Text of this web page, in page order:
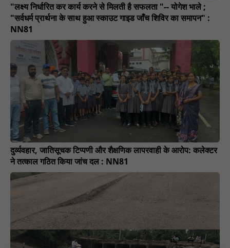
"लक्ष्य निर्धारित कर कार्य करने से मिलती है सफलता "-- योगेश भाले ;
"सर्वधर्म प्रार्थना के साथ हुआ स्काउट गाइड जाँच शिविर का समापन" :
NN81
दुर्व्यवहार, जातिसूचक टिप्पणी और शैक्षणिक लापरवाही के आरोप: कलेक्टर
ने तत्काल गठित किया जांच दल : NN81